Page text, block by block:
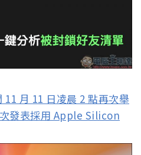
月 11 日凌晨 2 點再次舉
發表採用 Apple Silicon